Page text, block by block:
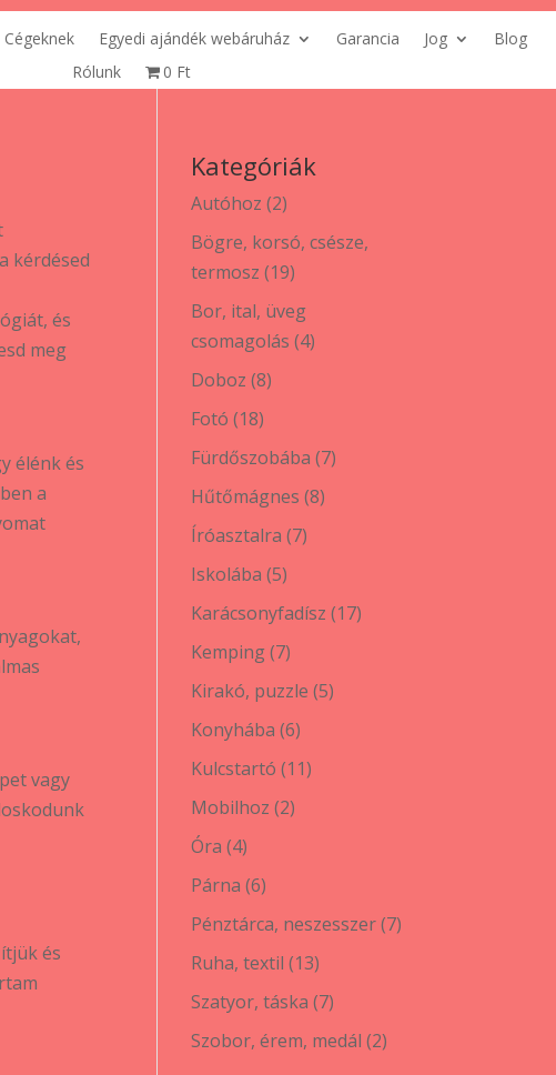
Cégeknek Egyedi ajándék webáruház Garancia Jog
Blog
Rólunk
0 Ft
kérdésed
és
meg
élénk és
a
vagy
és
Kategóriák
Autóhoz 22
termék
Bögre, korsó, csésze,
termosz 1919
Bor, ital, üveg
csomagolás 44
Doboz 88
Fotó 1818
termék
Fürdőszobába 77
Hűtőmágnes 88
Íróasztalra 77
Iskolába 55
termék
Karácsonyfadísz 1717
Kemping 77
termék
Kirakó, puzzle 55
Konyhába 66
termék
Kulcstartó 1111
Mobilhoz 22
Óra 44
termék
Párna 66
Pénztárca, neszesszer 77
Ruha, textil 1313
termék
Szatyor, táska 77
termék
Szobor, érem, medál 22